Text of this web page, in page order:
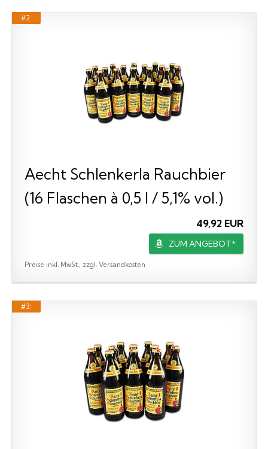
#2:
Aecht Schlenkerla Rauchbier
(16 Flaschen à 0,5 l / 5,1% vol.)
49,92 EUR
ZUM ANGEBOT*
Preise inkl. MwSt., zzgl. Versandkosten
#3: